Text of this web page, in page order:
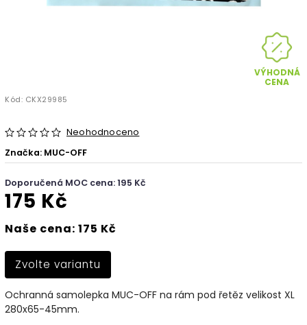
VÝHODNÁ
CENA
Kód: CKX29985
Neohodnoceno
Značka: MUC-OFF
Doporučená MOC cena: 195 Kč
175 Kč
Naše cena: 175 Kč
Zvolte variantu
Ochranná samolepka MUC-OFF na rám pod řetěz velikost XL
280x65-45mm.